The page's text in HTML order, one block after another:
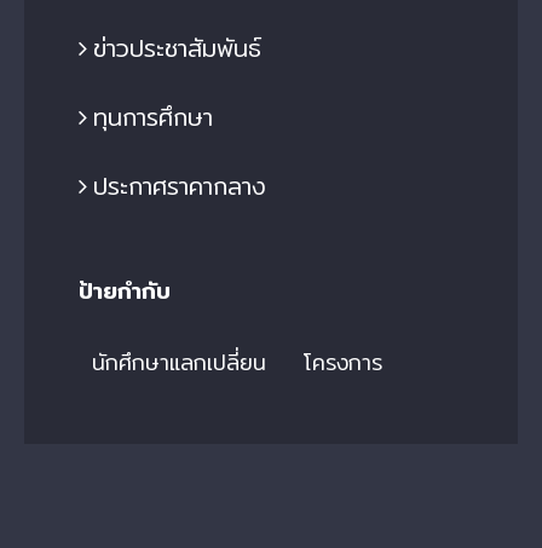
ข่าวประชาสัมพันธ์
ทุนการศึกษา
ประกาศราคากลาง
ป้ายกำกับ
นักศึกษาแลกเปลี่ยน โครงการ